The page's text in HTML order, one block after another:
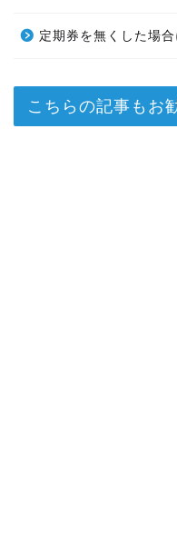
定期券を無くした場
こちらの記事もお